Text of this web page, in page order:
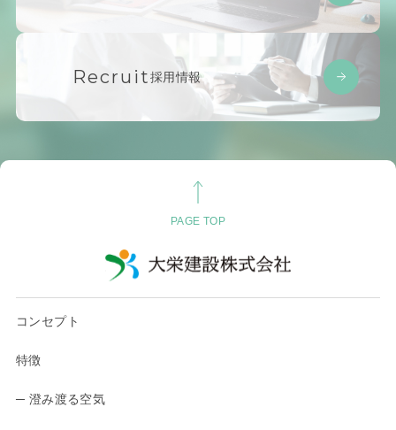
Recruit採用情報
PAGE TOP
コンセプト
特徴
─ 澄み渡る空気